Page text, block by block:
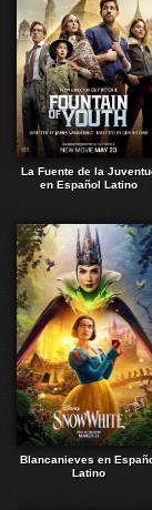
La Fuente de la
en Español Latino
Blancanieves en
Latino